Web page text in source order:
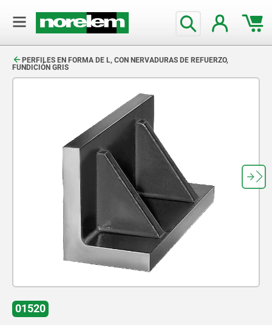
PERFILES EN FORMA DE L, CON NERVADURAS DE REFUERZO,
FUNDICIÓN GRIS
01520